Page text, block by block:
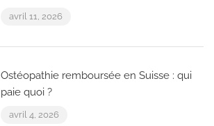
avril 11, 2026
Ostéopathie remboursée en Suisse : qui
paie quoi ?
avril 4, 2026